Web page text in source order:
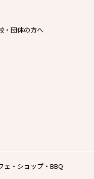
・団体の方へ
ェ・ショップ・BBQ